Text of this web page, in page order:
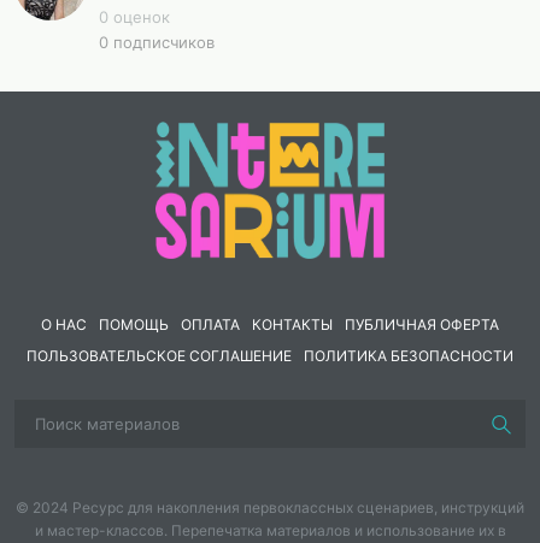
потребность в познавательной деятельности,
требующих разнообразной деятельности.
2. Приспособление темпа изучения учебного
материала и методов обучения к уровню развития
3. Индивидуальный подход.
4. Сочетание коррекционного обучения с
5. Повторное объяснение учебного материала и
наводящих вопросов, аналогий.
8. Проявление большого такта со стороны учителя.
0 оценок
0 подписчиков
О НАС ПОМОЩЬ ОПЛАТА КОНТАКТЫ
ПУБЛИЧНАЯ ОФЕРТА
ПОЛЬЗОВАТЕЛЬСКОЕ СОГЛАШЕНИЕ
ПОЛИТИКА БЕЗОПАСНОСТИ
© 2024 Ресурс для накопления первоклассных сценариев, инструкций
и мастер-классов. Перепечатка материалов и использование их в